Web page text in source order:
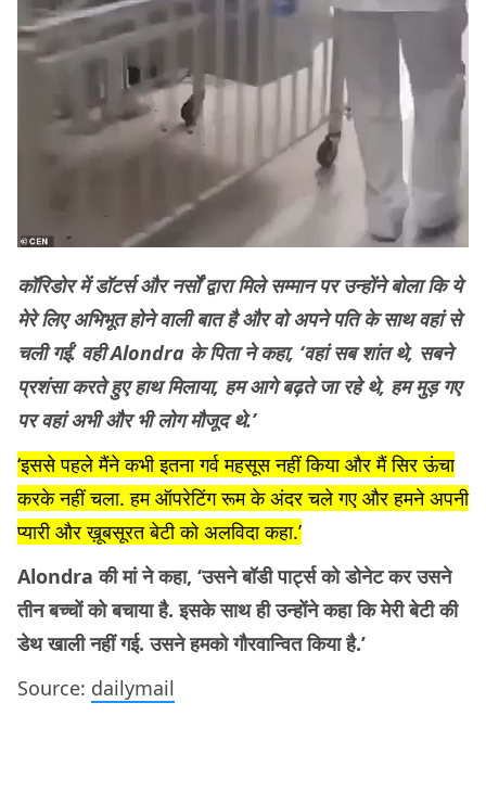
कॉरिडोर में डॉटर्स और नर्सों द्वारा मिले सम्मान पर उन्होंने बोला कि ये
मेरे लिए अभिभूत होने वाली बात है और वो अपने पति के साथ वहां से
चली गईं. वही Alondra के पिता ने कहा, ‘वहां सब शांत थे, सबने
प्रशंसा करते हुए हाथ मिलाया, हम आगे बढ़ते जा रहे थे, हम मुड़ गए
पर वहां अभी और भी लोग मौजूद थे.’
‘इससे पहले मैंने कभी इतना गर्व महसूस नहीं किया और मैं सिर ऊंचा
करके नहीं चला. हम ऑपरेटिंग रूम के अंदर चले गए और हमने अपनी
प्यारी और ख़ूबसूरत बेटी को अलविदा कहा.’
Alondra की मां ने कहा, ‘उसने बॉडी पार्ट्स को डोनेट कर उसने
तीन बच्चों को बचाया है. इसके साथ ही उन्होंने कहा कि मेरी बेटी की
डेथ खाली नहीं गई. उसने हमको गौरवान्वित किया है.’
Source: dailymail